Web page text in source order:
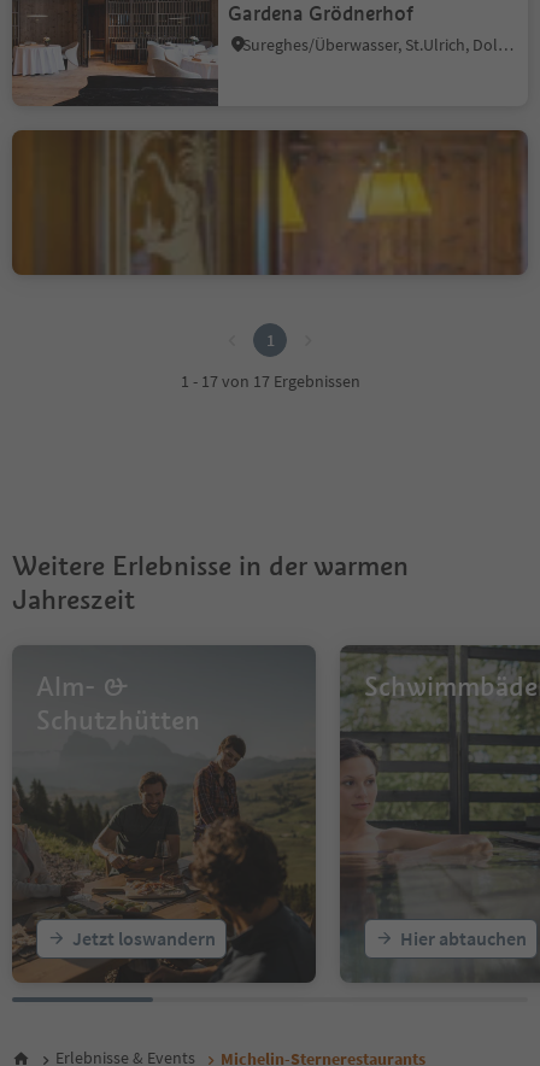
Gardena Grödnerhof
Sureghes/Überwasser, St.Ulrich, Dolomitenregion Gröden
Restaurant Elephant &
Apostelstube
1
1 - 17 von 17 Ergebnissen
Weitere Erlebnisse in der warmen
Jahreszeit
Alm- &
Schutzhütten
Jetzt loswandern Hier abtauchen
Erlebnisse & Events Michelin-Sternerestaurants